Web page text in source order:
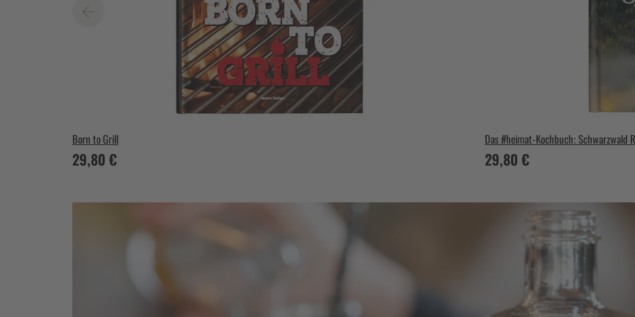
Born to Grill
29,80 €
Das #heimat-Kochbuch: Schwarzwald
29,80 €